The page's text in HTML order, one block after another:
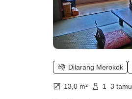
Dilarang Merokok
13,0 m² 1–3 tamu